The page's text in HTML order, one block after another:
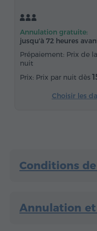
Chaise
Chaînes du câble
Réfrigérateur Thé/
Fer à repasser avec
Annulation gratuite:
jusqu'à 72 heures
Prépaiement: Prix de
nuit
Prix par nuit dès
Choisir les
Conditions
Annulation